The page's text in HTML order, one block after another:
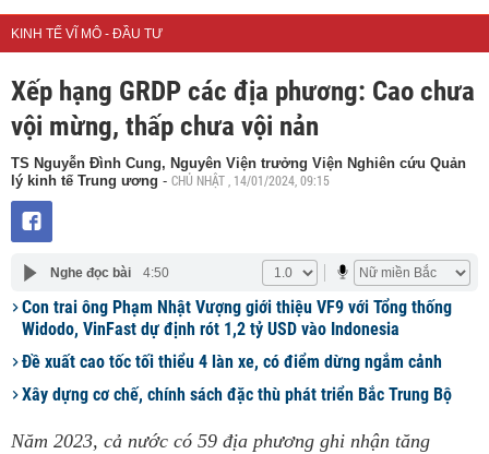
KINH TẾ VĨ MÔ - ĐẦU TƯ
Xếp hạng GRDP các địa phương: Cao chưa
vội mừng, thấp chưa vội nản
TS Nguyễn Đình Cung, Nguyên Viện trưởng Viện Nghiên cứu Quản
lý kinh tế Trung ương - CHỦ NHẬT , 14/01/2024, 09:15
Nghe đọc bài 4:50
Con trai ông Phạm Nhật Vượng giới thiệu VF9 với Tổng thống
Widodo, VinFast dự định rót 1,2 tỷ USD vào Indonesia
Đề xuất cao tốc tối thiểu 4 làn xe, có điểm dừng ngắm cảnh
Xây dựng cơ chế, chính sách đặc thù phát triển Bắc Trung Bộ
Năm 2023, cả nước có 59 địa phương ghi nhận tăng